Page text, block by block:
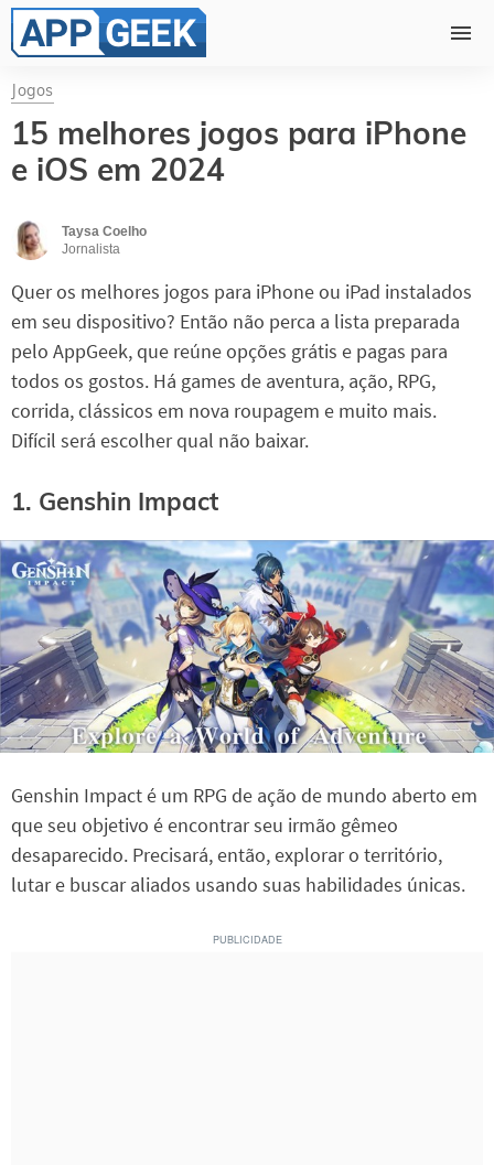
Jogos
15 melhores jogos para iPhone
e iOS em 2024
Taysa Coelho
Jornalista
Quer os melhores jogos para iPhone ou iPad instalados
em seu dispositivo? Então não perca a lista preparada
pelo AppGeek, que reúne opções grátis e pagas para
todos os gostos. Há games de aventura, ação, RPG,
corrida, clássicos em nova roupagem e muito mais.
Difícil será escolher qual não baixar.
1. Genshin Impact
Genshin Impact é um RPG de ação de mundo aberto em
que seu objetivo é encontrar seu irmão gêmeo
desaparecido. Precisará, então, explorar o território,
lutar e buscar aliados usando suas habilidades únicas.